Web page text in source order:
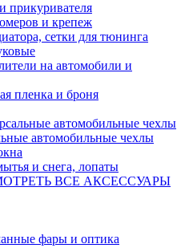
прикуривателя
и крепеж
сетки для тюнинга
на автомобили и
пленка и броня
автомобильные чехлы
автомобильные чехлы
и снега, лопаты
ВСЕ АКСЕССУАРЫ
фары и оптика